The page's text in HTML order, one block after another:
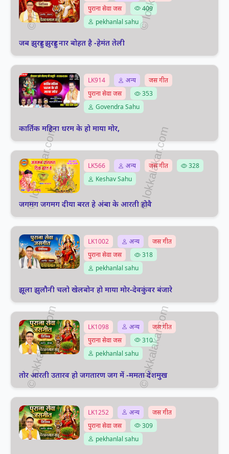
पुराना सेवा जस
409
pekhanlal sahu
जब झुरहुर झुरहुर नार बोहत है -हेमंत तेली
LK914 अन्य
जस गीत
पुराना सेवा जस
353
Govendra Sahu
कार्तिक महिना धरम के हो माया मोर,
LK566 अन्य जस गीत
328
Keshav Sahu
जगमग जगमग दीया बरत हे अंबा के आरती होवै
LK1002 अन्य
जस गीत
पुराना सेवा जस
318
pekhanlal sahu
झूला झुलौनी चलो खेलबोन हो माया मोर-देवकुंवर बंजारे
LK1098 अन्य
जस गीत
पुराना सेवा जस
310
pekhanlal sahu
तोर आरती उतारव हो जगतारण जग में -ममता देशमुख
LK1252 अन्य
जस गीत
पुराना सेवा जस
309
pekhanlal sahu